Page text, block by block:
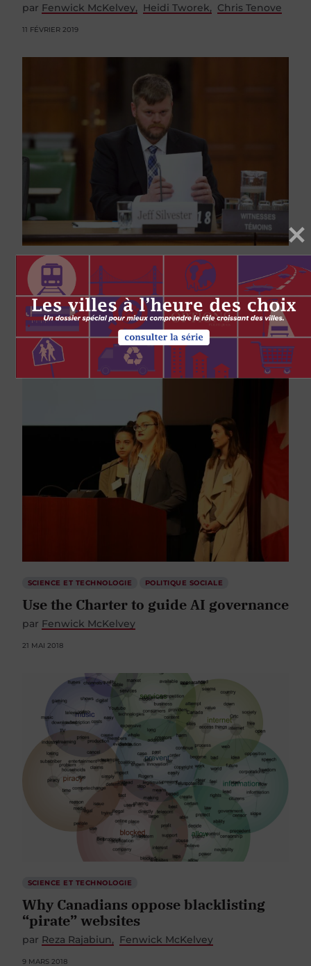
par Fenwick McKelvey Heidi Tworek Chris Tenove
11 FÉVRIER 2019
GOUVERNEMENT SCIENCE ET TECHNOLOGIE
Protecting our information in the age
of data-driven politics
parFenwick McKelvey
4 JUILLET 2018
SCIENCE ET TECHNOLOGIE POLITIQUE SOCIALE
Use the Charter to guide AI governance
par Fenwick McKelvey
21 MAI 2018
SCIENCE ET TECHNOLOGIE
Why Canadians oppose blacklisting
“pirate” websites
par Reza Rajabiun Fenwick McKelvey
9 MARS 2018